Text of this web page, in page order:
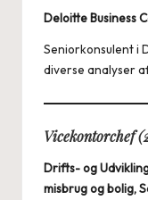
Deloitte Business
Seniorkonsulent i
diverse analyser
Vicekontorchef
Drifts- og
misbrug og bolig,